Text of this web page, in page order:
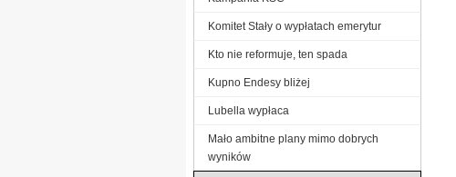
Komitet Stały o wypłatach emerytur
Kto nie reformuje, ten spada
Kupno Endesy bliżej
Lubella wypłaca
Mało ambitne plany mimo dobrych
wyników